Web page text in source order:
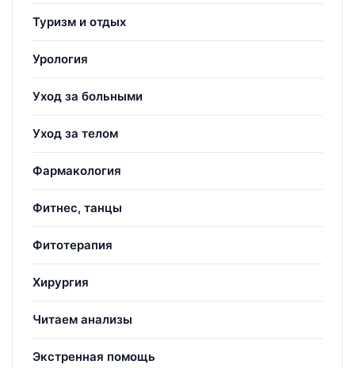
Туризм и отдых
Урология
Уход за больными
Уход за телом
Фармакология
Фитнес, танцы
Фитотерапия
Хирургия
Читаем анализы
Экстренная помощь